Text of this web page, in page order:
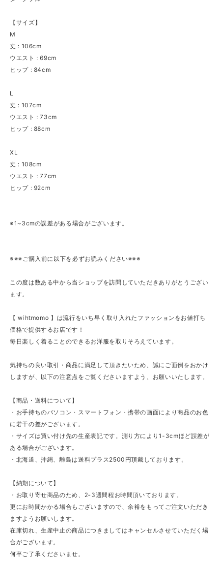
【サイズ】
M
丈 : 106cm
ウエスト : 69cm
ヒップ : 84cm
L
丈 : 107cm
ウエスト : 73cm
ヒップ : 88cm
XL
丈 : 108cm
ウエスト : 77cm
ヒップ : 92cm
※1~3cmの誤差がある場合がございます。
※※※ご購入前に以下を必ずお読みください※※※
この度は数ある中から当ショップを訪問していただきありがとうござい
ます。
【 wihtmomo 】は流行をいち早く取り入れたファッションをお値打ち
価格で提供するお店です！
毎日楽しく着ることのできるお洋服を取りそろえています。
気持ちの良い取引・商品に満足して頂きたいため、誠にご面倒をおかけ
しますが、以下の注意点をご覧くださいますよう、お願いいたします。
【商品・送料について】
・お手持ちのパソコン・スマートフォン・携帯の画面により商品のお色
に若干の差がございます。
・サイズは買い付け先の生産表記です。測り方により1-3cmほど誤差が
ある場合がございます。
・北海道、沖縄、離島は送料プラス2500円頂戴しております。
【納期について】
・お取り寄せ商品のため、2-3週間程お時間頂いております。
更にお時間かかる場合もございますので、余裕をもってご注文いただき
ますようお願いします。
在庫切れ、生産中止の商品につきましてはキャンセルさせていただく場
合がございます。
何卒ご了承くださいませ。